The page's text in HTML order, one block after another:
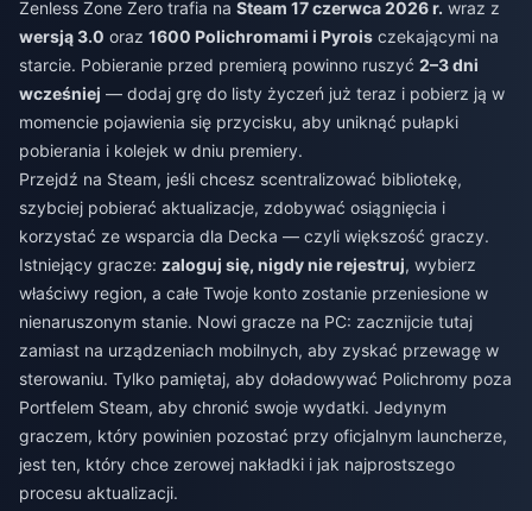
Zenless Zone Zero trafia na Steam 17 czerwca 2026 r. wraz z
wersją 3.0 oraz 1600 Polichromami i Pyrois czekającymi na
starcie. Pobieranie przed premierą powinno ruszyć 2–3 dni
wcześniej — dodaj grę do listy życzeń już teraz i pobierz ją w
momencie pojawienia się przycisku, aby uniknąć pułapki
pobierania i kolejek w dniu premiery.
Przejdź na Steam, jeśli chcesz scentralizować bibliotekę,
szybciej pobierać aktualizacje, zdobywać osiągnięcia i
korzystać ze wsparcia dla Decka — czyli większość graczy.
Istniejący gracze: zaloguj się, nigdy nie rejestruj, wybierz
właściwy region, a całe Twoje konto zostanie przeniesione w
nienaruszonym stanie. Nowi gracze na PC: zacznijcie tutaj
zamiast na urządzeniach mobilnych, aby zyskać przewagę w
sterowaniu. Tylko pamiętaj, aby doładowywać Polichromy poza
Portfelem Steam, aby chronić swoje wydatki. Jedynym
graczem, który powinien pozostać przy oficjalnym launcherze,
jest ten, który chce zerowej nakładki i jak najprostszego
procesu aktualizacji.